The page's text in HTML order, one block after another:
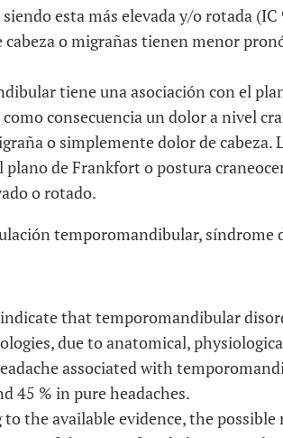
esta más elevada y/o rotada (IC
o migrañas tienen menor
tiene una asociación con el
consecuencia un dolor a nivel
o simplemente dolor de cabeza.
de Frankfort o postura
o rotado.
temporomandibular, síndrome
that temporomandibular
due to anatomical,
associated with
45 % in pure headaches.
to the available evidence, the